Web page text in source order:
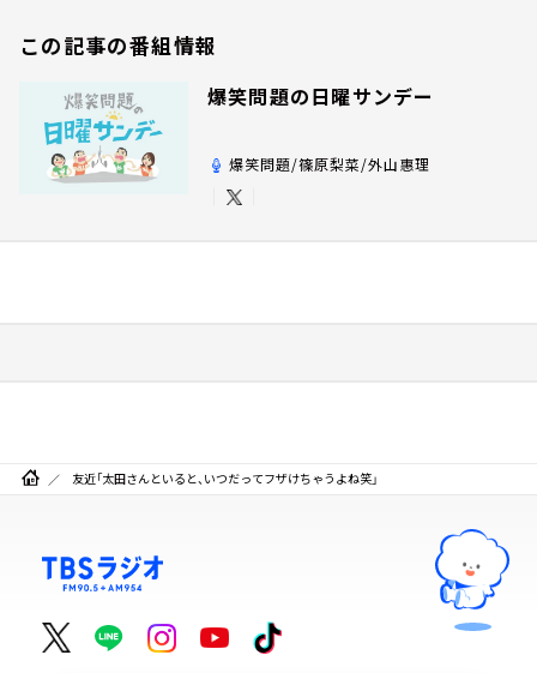
この記事の番組情報
爆笑問題の日曜サンデー
爆笑問題/篠原梨菜/外山惠理
友近「太田さんといると、いつだってフザけちゃうよね笑」